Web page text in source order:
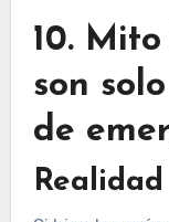
10.
son
de
Realidad